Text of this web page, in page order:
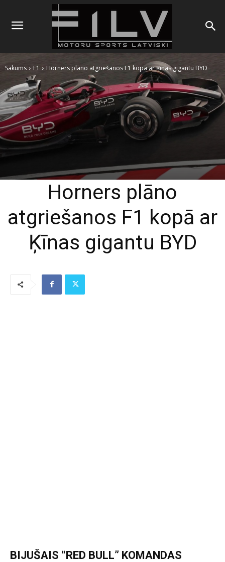
Sākums F1 Horners plāno atgriešanos F1 kopā ar Ķīnas gigantu BYD
Horners plāno
atgriešanos F1 kopā ar
Ķīnas gigantu BYD
BIJUŠAIS “RED BULL” KOMANDAS